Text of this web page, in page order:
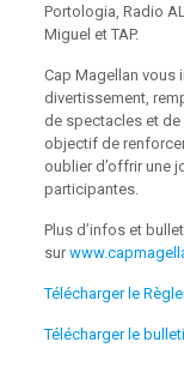
Portologia, Radio
Miguel et TAP.
Cap Magellan vous
divertissement,
de spectacles et
objectif de
oublier d’offrir une
participantes.
Plus d’infos et
sur
Télécharger le
Télécharger le